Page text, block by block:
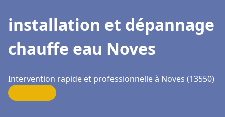
installation et dépannage
chauffe eau Noves
Intervention rapide et professionnelle à Noves (13550)